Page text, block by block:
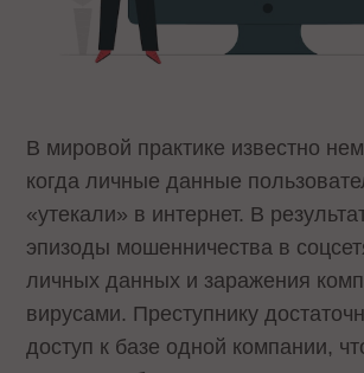
В мировой практике известно
когда личные данные
«утекали» в интернет. В
эпизоды мошенничества в
личных данных и заражения
вирусами. Преступнику
доступ к базе одной компании,